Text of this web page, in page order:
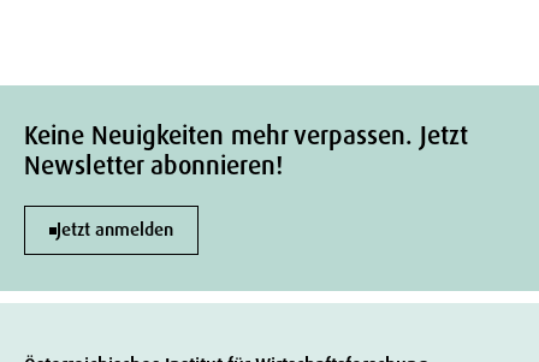
Keine Neuigkeiten mehr verpassen. Jetzt
Newsletter abonnieren!
Jetzt anmelden